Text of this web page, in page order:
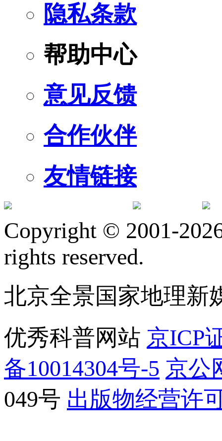
隐私条款
帮助中心
意见反馈
合作伙伴
友情链接
Copyright © 2001-
rights reserved.
北京全景国家地理新
优秀科普网站 京ICP
备10014304号-5 京公
049号 出版物经营许